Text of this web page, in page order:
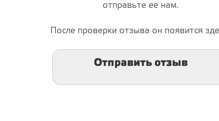
отправьте ее нам.
После проверки отзыва он появится
Отправить отзыв